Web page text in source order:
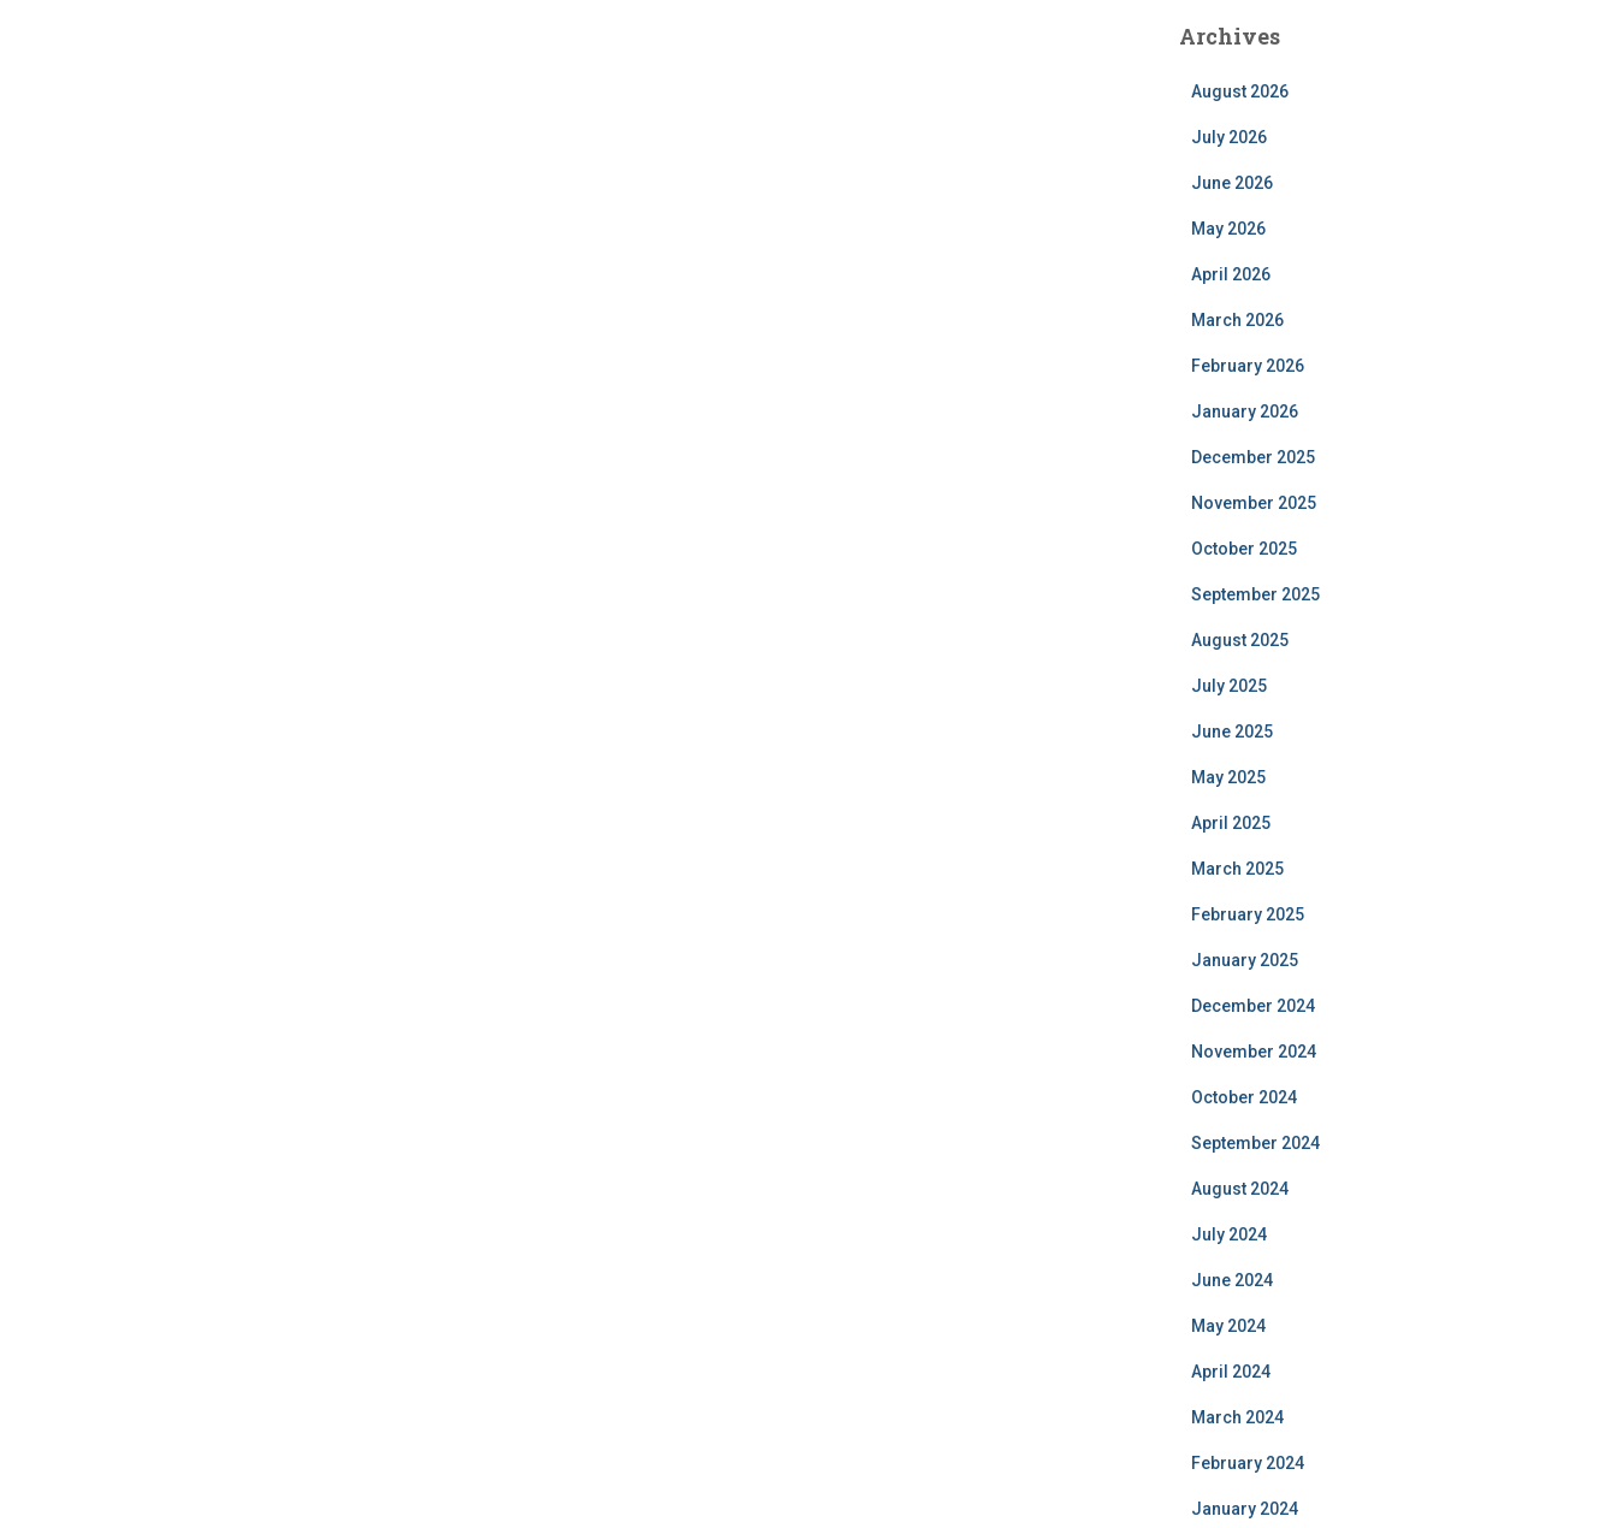
Archives
August 2026
July 2026
June 2026
May 2026
April 2026
March 2026
February 2026
January 2026
December 2025
November 2025
October 2025
September 2025
August 2025
July 2025
June 2025
May 2025
April 2025
March 2025
February 2025
January 2025
December 2024
November 2024
October 2024
September 2024
August 2024
July 2024
June 2024
May 2024
April 2024
March 2024
February 2024
January 2024